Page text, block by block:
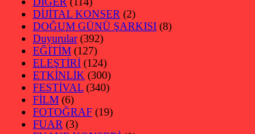
DİJİTAL KONSER (2)
DOĞUM GÜNÜ ŞARKISI (8)
Duyurular(392)
EĞİTİM (127)
ELEŞTİRİ (124)
ETKİNLİK (300)
FESTİVAL (340)
FİLM (6)
FOTOĞRAF (19)
FUAR (3)